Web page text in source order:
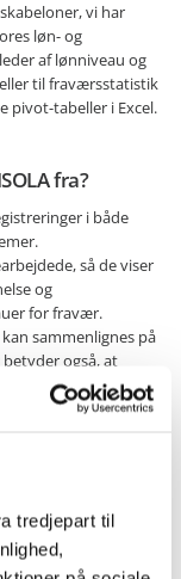
tredjepart til
vi har
løn- og
af lønniveau og
til fraværsstatistik
pivot-tabeller i Excel.
fra?
i både
så de viser
og
for fravær.
sammenlignes på
også, at
registreringerne i
Det er ikke
men vi forsøger at